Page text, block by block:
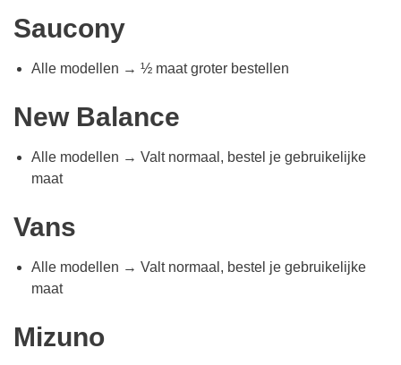
Saucony
Alle modellen → ½ maat groter bestellen
New Balance
Alle modellen → Valt normaal, bestel je gebruikelijke
maat
Vans
Alle modellen → Valt normaal, bestel je gebruikelijke
maat
Mizuno